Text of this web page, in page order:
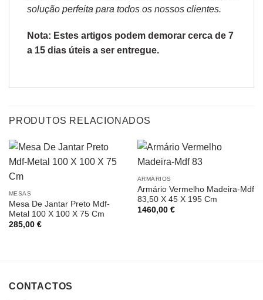
solução perfeita para todos os nossos clientes.
Nota: Estes artigos podem demorar cerca de 7
a 15 dias úteis a ser entregue.
PRODUTOS RELACIONADOS
MESAS
Mesa De Jantar Preto Mdf-
Metal 100 X 100 X 75 Cm
285,00 €
ARMÁRIOS
Armário Vermelho Madeira-Mdf
83,50 X 45 X 195 Cm
1460,00 €
CONTACTOS